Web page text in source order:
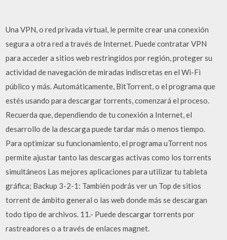
Una VPN, o red privada virtual, le permite crear una conexión
segura a otra red a través de Internet. Puede contratar VPN
para acceder a sitios web restringidos por región, proteger su
actividad de navegación de miradas indiscretas en el Wi-Fi
público y más. Automáticamente, BitTorrent, o el programa que
estés usando para descargar torrents, comenzará el proceso.
Recuerda que, dependiendo de tu conexión a Internet, el
desarrollo de la descarga puede tardar más o menos tiempo.
Para optimizar su funcionamiento, el programa uTorrent nos
permite ajustar tanto las descargas activas como los torrents
simultáneos Las mejores aplicaciones para utilizar tu tableta
gráfica; Backup 3-2-1: También podrás ver un Top de sitios
torrent de ámbito general o las web donde más se descargan
todo tipo de archivos. 11.- Puede descargar torrents por
rastreadores o a través de enlaces magnet.